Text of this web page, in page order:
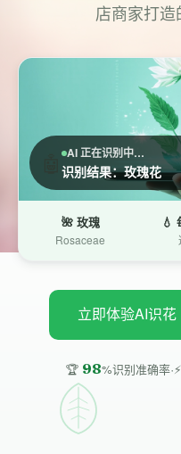
店商家打
AI 正在识别中…
识别结果：玫瑰花
🌺 玫瑰
Rosaceae
💧
立即体验AI识花
🏆 98%识别准确率·⚡